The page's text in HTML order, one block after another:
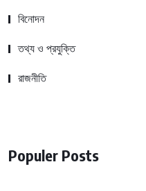
বিনোদন
তথ্য ও প্রযুক্তি
রাজনীতি
Populer Posts